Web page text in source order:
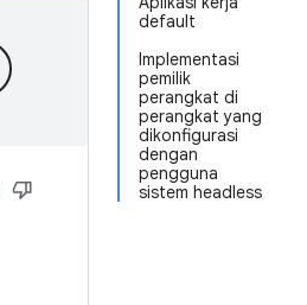
default
Implementasi
pemilik
perangkat di
perangkat yang
dikonfigurasi
dengan
pengguna
sistem headless